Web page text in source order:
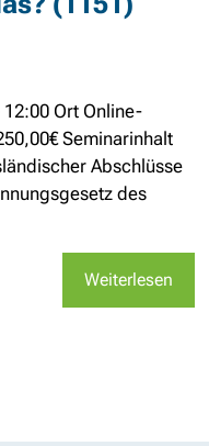
Ort Online-
Seminarinhalt
Abschlüsse
des
Weiterlesen